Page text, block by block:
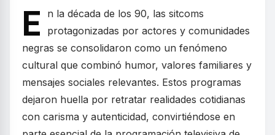
E
n la década de los 90, las sitcoms
protagonizadas por actores y comunidades
negras se consolidaron como un fenómeno
cultural que combinó humor, valores familiares y
mensajes sociales relevantes. Estos programas
dejaron huella por retratar realidades cotidianas
con carisma y autenticidad, convirtiéndose en